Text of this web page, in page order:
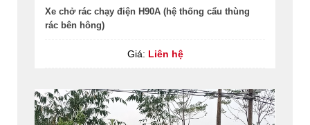
Xe chở rác chạy điện H90A (hệ thống cẩu thùng
rác bên hông)
Giá: Liên hệ